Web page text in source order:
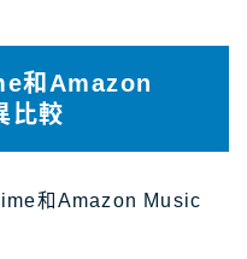
和Amazon
比較
和Amazon Music